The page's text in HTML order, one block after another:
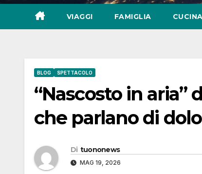
VIAGGI FAMIGLIA CUCINA
BLOG SPETTACOLO
“Nascosto in aria”
che parlano di
Di tuononews
MAG 19, 2026